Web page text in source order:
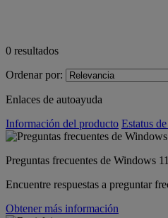
0 resultados
Ordenar por:
Enlaces de autoayuda
Información del producto Estatus
Preguntas frecuentes de Windows 11
Encuentre respuestas a preguntar
Obtener más información